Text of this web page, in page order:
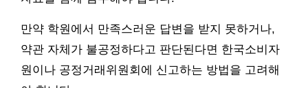
만약 학원에서 만족스러운 답변을 받지 못하거나,
약관 자체가 불공정하다고 판단된다면 한국소비자
원이나 공정거래위원회에 신고하는 방법을 고려해